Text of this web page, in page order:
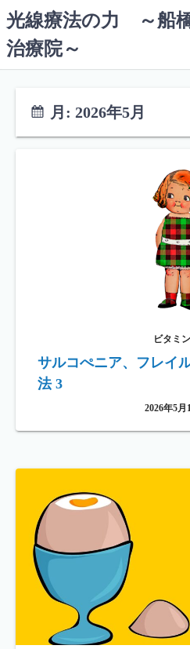
ン
テ
光線療法の力 ～船
治療院～
月: 2026年5月
ビタミ
サルコぺニア、フレイ
法 3
2026年5月